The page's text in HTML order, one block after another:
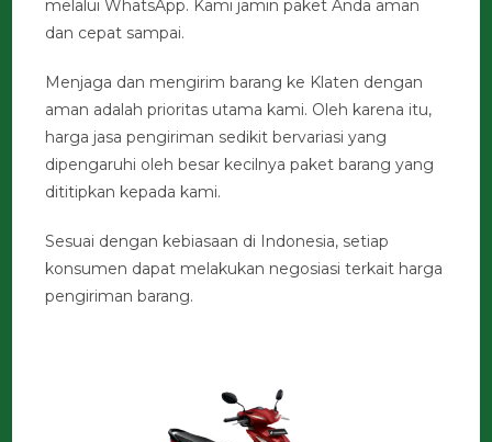
melalui WhatsApp. Kami jamin paket Anda aman
dan cepat sampai.
Menjaga dan mengirim barang ke Klaten dengan
aman adalah prioritas utama kami. Oleh karena itu,
harga jasa pengiriman sedikit bervariasi yang
dipengaruhi oleh besar kecilnya paket barang yang
dititipkan kepada kami.
Sesuai dengan kebiasaan di Indonesia, setiap
konsumen dapat melakukan negosiasi terkait harga
pengiriman barang.